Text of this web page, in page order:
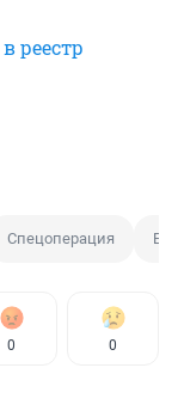
в реестр
Спецоперация
0 0